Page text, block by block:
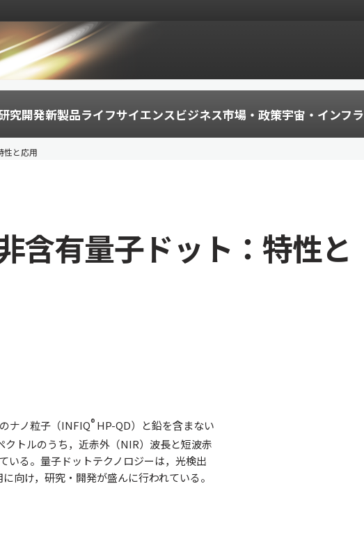
究開発新製品ライフサイエンスビジネス市場・政策宇宙・インフラ
性と応用
含有量子ドット：特性と
ナノ粒子（INFIQ® HP-QD）と鉛を含まない
クトルのうち，近赤外（NIR）波長と短波赤
いる。量子ドットテクノロジーは，光検出
向け，研究・開発が盛んに行われている。